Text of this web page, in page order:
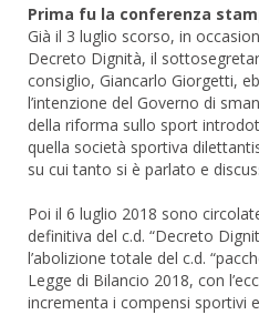
Prima fu la conferenza
Già il 3 luglio scorso, in
Decreto Dignità, il
consiglio, Giancarlo Giorgetti,
l’intenzione del Governo di
della riforma sullo sport
quella società sportiva
su cui tanto si è parlato e
Poi il 6 luglio 2018 sono
definitiva del c.d. “Decreto
l’abolizione totale del c.d.
Legge di Bilancio 2018, con
incrementa i compensi sportivi